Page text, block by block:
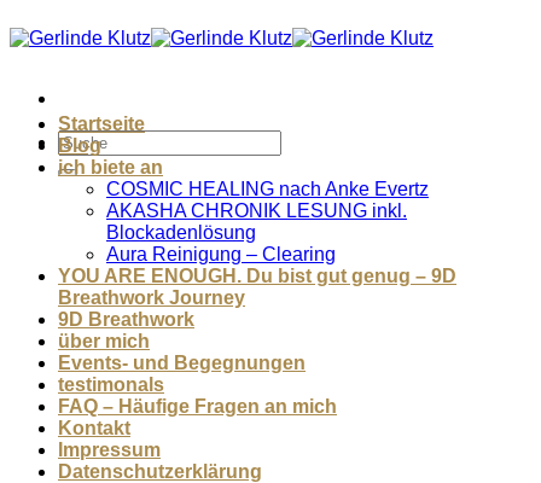
Inhalt
Startseite
Blog
ich biete an
COSMIC HEALING nach Anke Evertz
AKASHA CHRONIK LESUNG inkl.
Blockadenlösung
Aura Reinigung – Clearing
YOU ARE ENOUGH. Du bist gut genug – 9D
Breathwork Journey
9D Breathwork
über mich
Events- und Begegnungen
testimonals
FAQ – Häufige Fragen an mich
Kontakt
Impressum
Datenschutzerklärung